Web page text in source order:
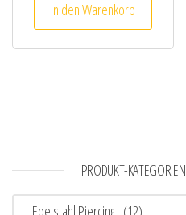
In den Warenkorb
PRODUKT-KATEGORIEN
Edelstahl Piercing (12)